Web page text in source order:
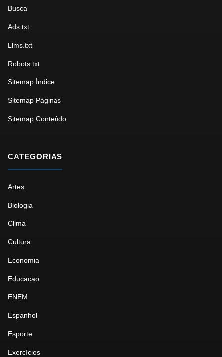
Busca
Ads.txt
Llms.txt
Robots.txt
Sitemap Índice
Sitemap Páginas
Sitemap Conteúdo
CATEGORIAS
Artes
Biologia
Clima
Cultura
Economia
Educacao
ENEM
Espanhol
Esporte
Exercícios